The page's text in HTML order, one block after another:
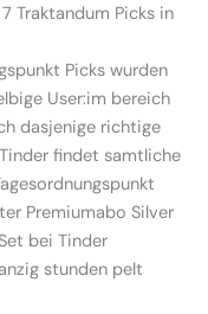
Traktandum Picks in
Picks wurden
User:im bereich
dasjenige richtige
findet samtliche
Premiumabo Silver
bei Tinder
stunden pelt